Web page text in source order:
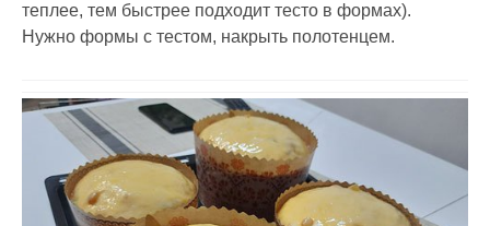
теплее, тем быстрее подходит тесто в формах).
Нужно формы с тестом, накрыть полотенцем.